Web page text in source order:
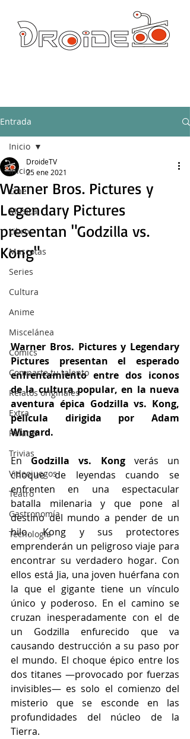
Entrada
Inicio
Cine
Música
Libros
Mascotas
Series
Cultura
Anime
Miscelánea
Cómics
Comparte tu talento
Relatos originales
Extra
Relatos
Trivias
Videojuegos
Teatro
Gastronomía
Tecnología
Inicio
Warner Bros. Pictures y
Legendary Pictures
presentan "Godzilla vs.
Kong"
DroideTV
25 ene 2021
Warner Bros. Pictures y Legendary
Pictures presentan el esperado
enfrentamiento entre dos iconos
de la cultura popular, en la nueva
aventura épica Godzilla vs. Kong,
película dirigida por Adam
Wingard.
En Godzilla vs. Kong verás un
choque de leyendas cuando se
enfrenten en una espectacular
batalla milenaria y que pone al
destino del mundo a pender de un
hilo. Kong y sus protectores
emprenderán un peligroso viaje para
encontrar su verdadero hogar. Con
ellos está Jia, una joven huérfana con
la que el gigante tiene un vínculo
único y poderoso. En el camino se
cruzan inesperadamente con el de
un Godzilla enfurecido que va
causando destrucción a su paso por
el mundo. El choque épico entre los
dos titanes —provocado por fuerzas
invisibles— es solo el comienzo del
misterio que se esconde en las
profundidades del núcleo de la
Tierra.